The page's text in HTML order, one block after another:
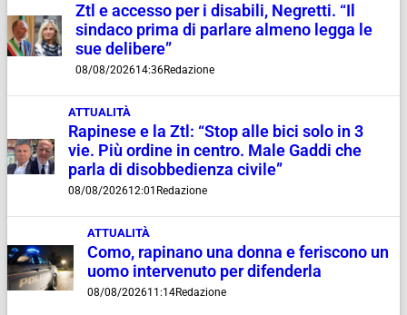
Ztl e accesso per i disabili, Negretti. “Il
sindaco prima di parlare almeno legga le
sue delibere”
08/08/202614:36Redazione
ATTUALITÀ
Rapinese e la Ztl: “Stop alle bici solo in 3
vie. Più ordine in centro. Male Gaddi che
parla di disobbedienza civile”
08/08/202612:01 Redazione
ATTUALITÀ
Como, rapinano una donna e feriscono un
uomo intervenuto per difenderla
08/08/202611:14Redazione